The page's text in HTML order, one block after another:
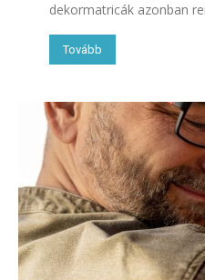
dekormatricák azonban
Tovább